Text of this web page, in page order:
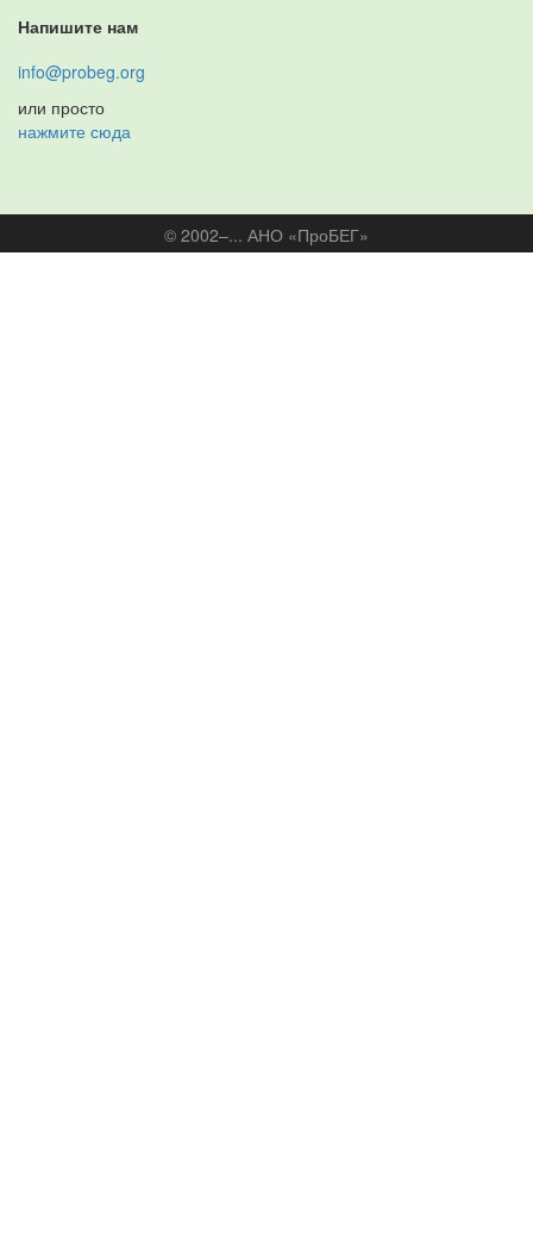
Напишите нам
info@probeg.org
или просто
нажмите сюда
© 2002–... АНО «ПроБЕГ»